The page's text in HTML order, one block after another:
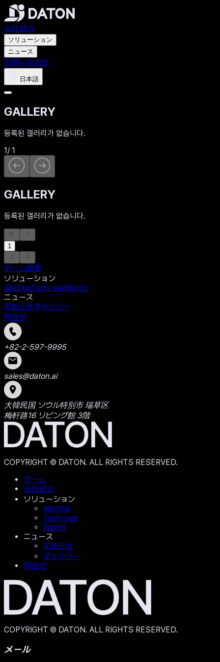
会社紹介
ソリューション
ニュース
お問い合わせ
日本語
GALLERY
등록된 갤러리가 없습니다.
1/ 1
GALLERY
등록된 갤러리가 없습니다.
1
ホーム概要
ソリューション
AlloStarTech-seeXpotti
ニュース
お知らせギャラリー
問合せ
+82-2-597-9995
sales@daton.ai
大韓民国 ソウル特別市 瑞草区
梅軒路16 リビング館 3階
COPYRIGHT © DATON. ALL RIGHTS RESERVED.
ホーム
会社紹介
ソリューション
AlloStar
Tech-see
Xpotti
ニュース
お知らせ
ギャラリー
問合せ
COPYRIGHT © DATON. ALL RIGHTS RESERVED.
メール